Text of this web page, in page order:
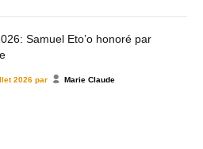
Samuel Eto’o honoré par
2026 par Marie Claude